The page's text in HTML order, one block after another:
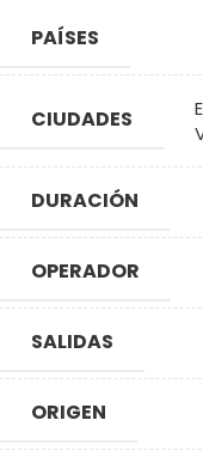
PAÍSES
CIUDADES
DURACIÓN
OPERADOR
SALIDAS
ORIGEN